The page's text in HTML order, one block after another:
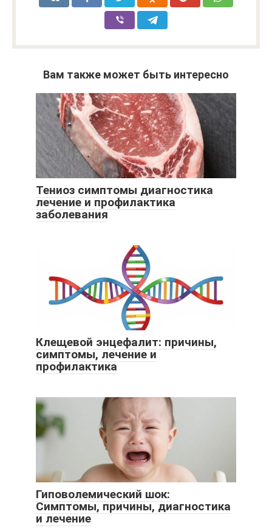
Вам также может быть интересно
Тениоз симптомы диагностика
лечение и профилактика
заболевания
Клещевой энцефалит: причины,
симптомы, лечение и
профилактика
Гиповолемический шок:
Симптомы, причины, диагностика
и лечение